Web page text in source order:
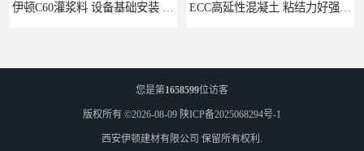
伊顿C60灌浆料 设备基础安装 梁柱改造加固二次灌浆料 ECC高延性混凝土 粘结力好强度高 可弯曲抗震不开裂
您是第1658599位访客
版权所有 ©2026-08-09 陕ICP备2025068294号-1
西安伊顿建材有限公司 保留所有权利.